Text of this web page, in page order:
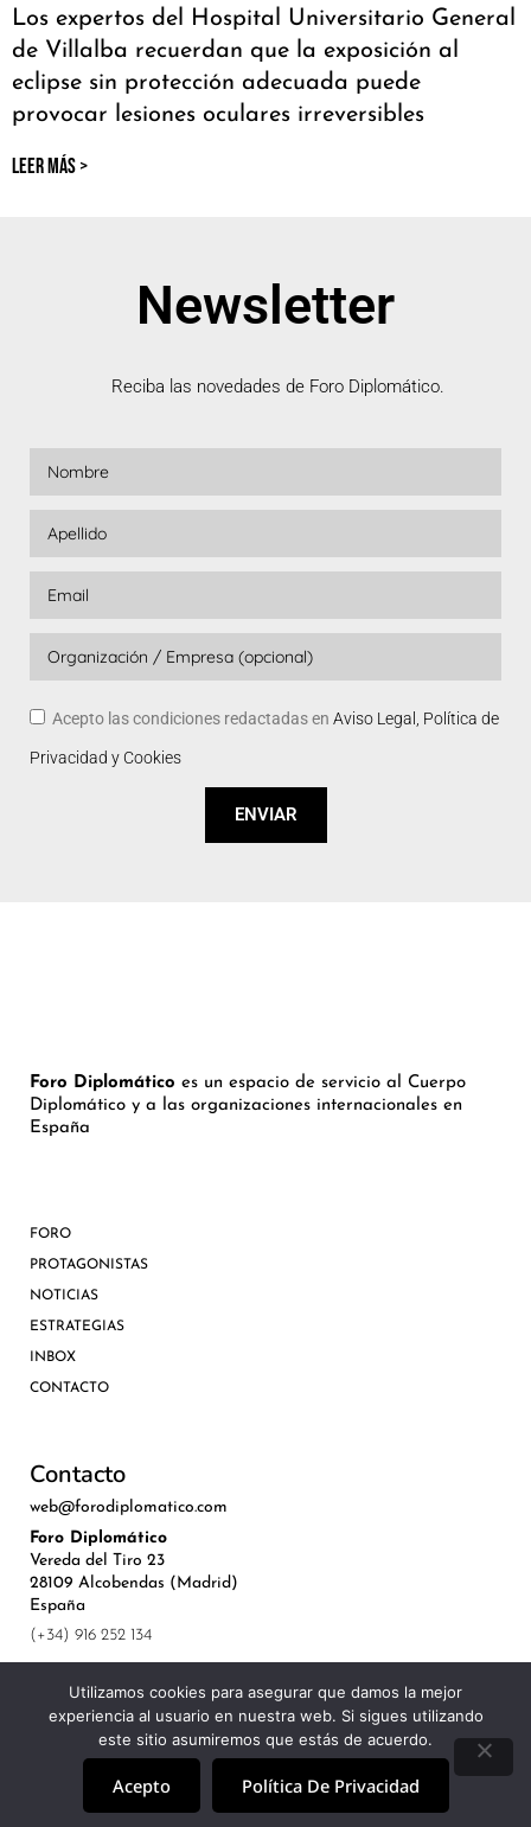
Los expertos del Hospital Universitario General
de Villalba recuerdan que la exposición al
eclipse sin protección adecuada puede
provocar lesiones oculares irreversibles
LEER MÁS >
Newsletter
Reciba las novedades de Foro Diplomático.
Acepto las condiciones redactadas en Aviso Legal, Política de
Privacidad y Cookies
ENVIAR
Foro Diplomático es un espacio de servicio al Cuerpo
Diplomático y a las organizaciones internacionales en
España
FORO
PROTAGONISTAS
NOTICIAS
ESTRATEGIAS
INBOX
CONTACTO
Contacto
web@forodiplomatico.com
Foro Diplomático
Vereda del Tiro 23
28109 Alcobendas (Madrid)
España
(+34) 916 252 134
Utilizamos cookies para asegurar que damos la mejor
experiencia al usuario en nuestra web. Si sigues utilizando
este sitio asumiremos que estás de acuerdo.
Acepto Política De Privacidad